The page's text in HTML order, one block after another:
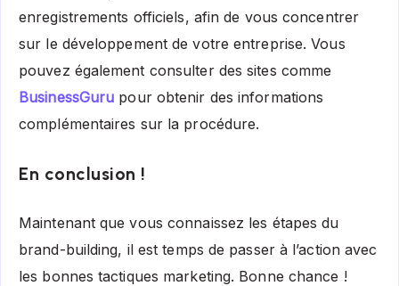
enregistrements officiels, afin de vous concentrer
sur le développement de votre entreprise. Vous
pouvez également consulter des sites comme
BusinessGuru pour obtenir des informations
complémentaires sur la procédure.
En conclusion !
Maintenant que vous connaissez les étapes du
brand-building, il est temps de passer à l’action avec
les bonnes tactiques marketing. Bonne chance !